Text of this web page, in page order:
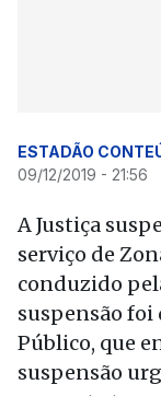
ESTADÃO
09/12/2019 - 21:56
A Justiça
serviço de
conduzido
suspensão
Público, que
suspensão